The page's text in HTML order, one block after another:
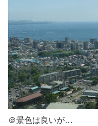
＠景色は良いが…